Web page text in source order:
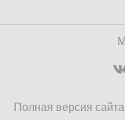
Полная версия сайта